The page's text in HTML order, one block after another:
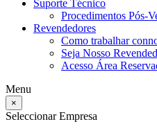
Suporte Técnico
Procedimentos Pós-
Revendedores
Como trabalhar
Seja Nosso
Acesso Área
Menu
×
Seleccionar Empresa